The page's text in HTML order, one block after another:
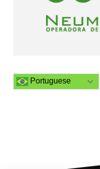
Portuguese